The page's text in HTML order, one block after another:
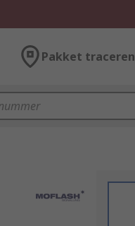
Pakket traceren